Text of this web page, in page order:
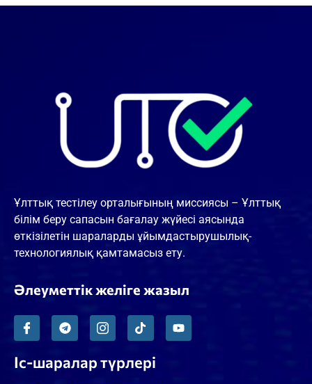
Ұлттық тестілеу орталығының миссиясы – Ұлттық
білім беру сапасын бағалау жүйесі аясында
өткізілетін шараларды ұйымдастырушылық-
технологиялық қамтамасыз ету.
Әлеуметтік желіге жазыл
Іс-шаралар түрлері